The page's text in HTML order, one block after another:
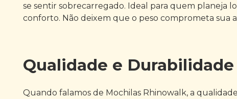
se sentir sobrecarregado. Ideal para quem planeja
conforto. Não deixem que o peso comprometa sua
Qualidade e
Quando falamos de Mochilas Rhinowalk, a